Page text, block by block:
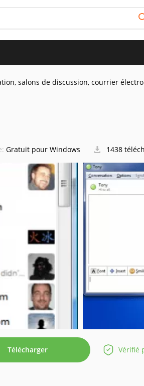
salons de discussion, courrier
Gratuit pour Windows 1438
Télécharger Vérifié